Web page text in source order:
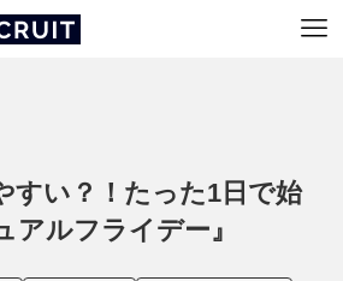
すい？！たった1日で始
アルフライデー』